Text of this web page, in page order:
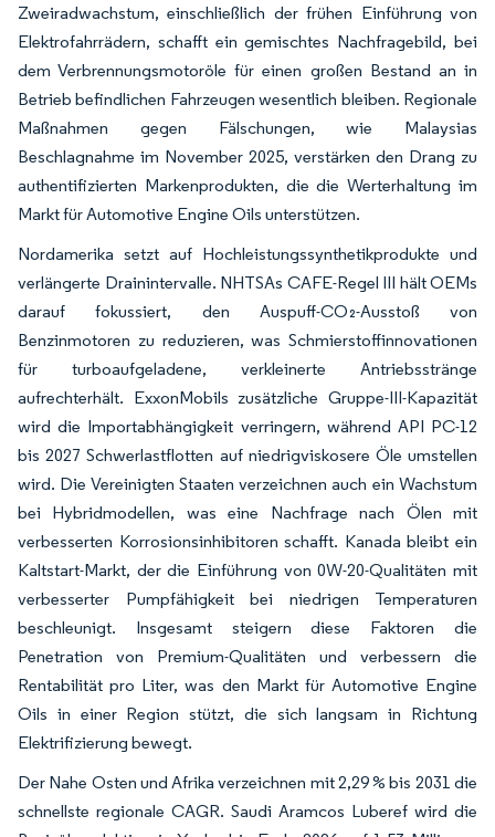
Zweiradwachstum, einschließlich der frühen Einführung von
Elektrofahrrädern, schafft ein gemischtes Nachfragebild, bei
dem Verbrennungsmotoröle für einen großen Bestand an in
Betrieb befindlichen Fahrzeugen wesentlich bleiben. Regionale
Maßnahmen gegen Fälschungen, wie Malaysias
Beschlagnahme im November 2025, verstärken den Drang zu
authentifizierten Markenprodukten, die die Werterhaltung im
Markt für Automotive Engine Oils unterstützen.
Nordamerika setzt auf Hochleistungssynthetikprodukte und
verlängerte Drainintervalle. NHTSAs CAFE-Regel III hält OEMs
darauf fokussiert, den Auspuff-CO₂-Ausstoß von
Benzinmotoren zu reduzieren, was Schmierstoffinnovationen
für turboaufgeladene, verkleinerte Antriebsstränge
aufrechterhält. ExxonMobils zusätzliche Gruppe-III-Kapazität
wird die Importabhängigkeit verringern, während API PC-12
bis 2027 Schwerlastflotten auf niedrigviskosere Öle umstellen
wird. Die Vereinigten Staaten verzeichnen auch ein Wachstum
bei Hybridmodellen, was eine Nachfrage nach Ölen mit
verbesserten Korrosionsinhibitoren schafft. Kanada bleibt ein
Kaltstart-Markt, der die Einführung von 0W-20-Qualitäten mit
verbesserter Pumpfähigkeit bei niedrigen Temperaturen
beschleunigt. Insgesamt steigern diese Faktoren die
Penetration von Premium-Qualitäten und verbessern die
Rentabilität pro Liter, was den Markt für Automotive Engine
Oils in einer Region stützt, die sich langsam in Richtung
Elektrifizierung bewegt.
Der Nahe Osten und Afrika verzeichnen mit 2,29 % bis 2031 die
schnellste regionale CAGR. Saudi Aramcos Luberef wird die